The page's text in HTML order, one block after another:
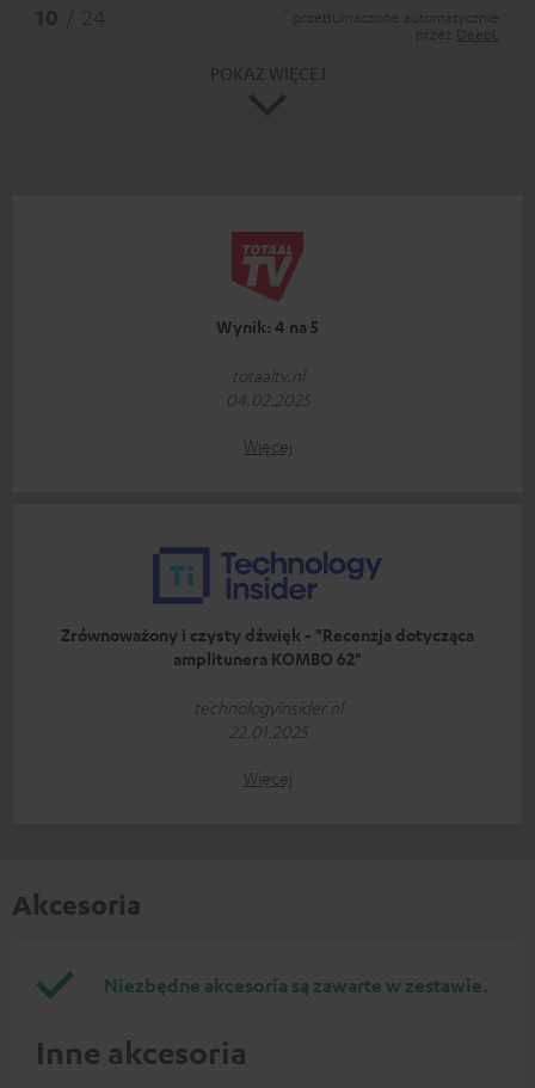
Wynik: 4 na 5
totaaltv.nl
04.02.2025
Więcej
Zrównoważony i czysty dźwięk - "Recenzja dotycząca
amplitunera KOMBO 62"
technologyinsider.nl
22.01.2025
Więcej
Akcesoria
Niezbędne akcesoria są zawarte w zestawie.
Inne akcesoria